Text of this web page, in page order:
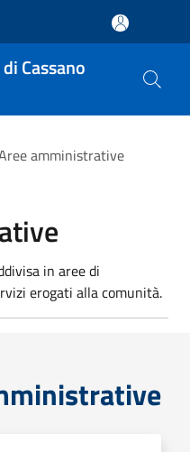
Cassano
amministrative
in aree di
erogati alla comunità.